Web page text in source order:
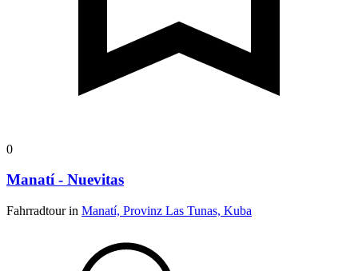
0
Manatí - Nuevitas
Fahrradtour in Manatí, Provinz Las Tunas, Kuba